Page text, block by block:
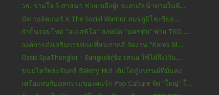
วธ. รวมใจ 5 ศาสนา ช่วยเหลือผู้ประสบภัยน้ําท่วมในพื...
นัท วอล์คเกอร์ X The Social Warrior สมรภูมิโซเชียล...
กำปั้นจอมโหด "อเลสซิโอ" ส่งหมัด "นครชัย" พ่าย TKO ...
องค์การส่งเสริมการท่องเที่ยวเกาหลี จัดงาน “Korea M...
Oasis SpaThonglor - Bangkok(ข้อ เสนอ ใช้ได้ถึง)วัน...
ขนมไหว้พระจันทร์ Bakery Hut เติบโตสู่แบรนด์ที่มั่นคง
เตรียมพบกับมหกรรมของคนรัก Pop Culture จัด “ใหญ่” ใ...